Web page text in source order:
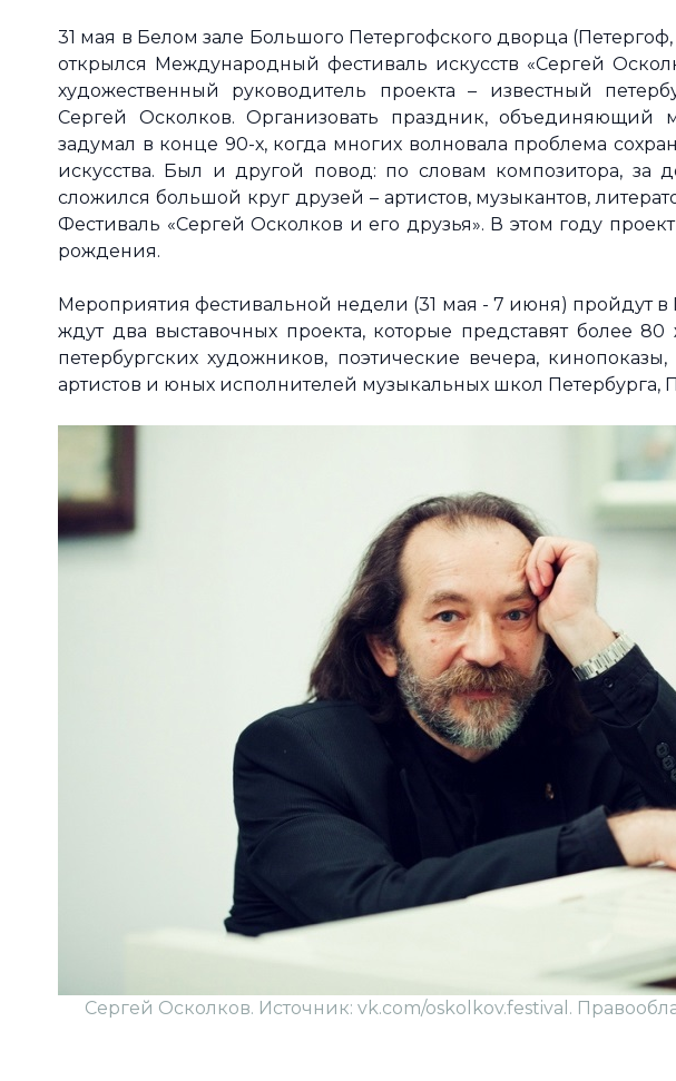
31 мая в Белом зале Большого Петергофского дворца
открылся Международный фестиваль искусств «Сергей
художественный руководитель проекта – известный
Сергей Осколков. Организовать праздник, объединяющий
задумал в конце 90-х, когда многих волновала проблема
искусства. Был и другой повод: по словам композитора, за
сложился большой круг друзей – артистов, музыкантов,
Фестиваль «Сергей Осколков и его друзья». В этом году
рождения.
Мероприятия фестивальной недели (31 мая - 7 июня) пройдут в
ждут два выставочных проекта, которые представят более
петербургских художников, поэтические вечера,
артистов и юных исполнителей музыкальных школ Петербурга,
Сергей Осколков. Источник: vk.com/oskolkov.festival.